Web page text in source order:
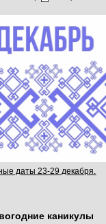
даты 23-29 декабря.
каникулы